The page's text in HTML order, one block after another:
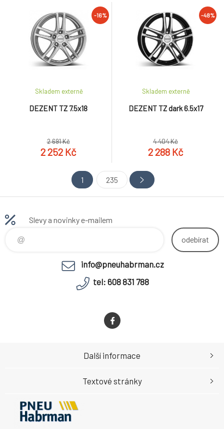
-16%
DEZENT TZ 7.5x18
Skladem externě
2 691 Kč
2 252 Kč
-48%
DEZENT TZ dark 6.5x17
Skladem externě
4 404 Kč
2 288 Kč
1 235
Slevy a novinky e-mailem
odebírat
info@pneuhabrman.cz
tel: 608 831 788
Další informace
Textové stránky